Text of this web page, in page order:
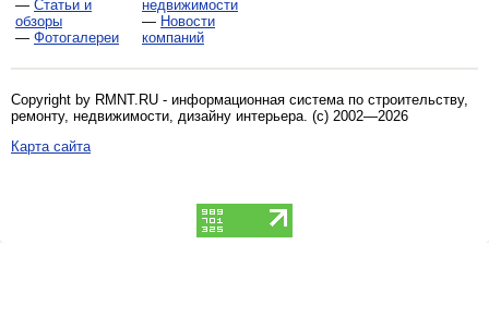
— Статьи и
обзоры
— Фотогалереи
недвижимости
— Новости
компаний
Copyright by RMNT.RU - информационная система по строительству,
ремонту, недвижимости, дизайну интерьера. (c) 2002—2026
Карта сайта